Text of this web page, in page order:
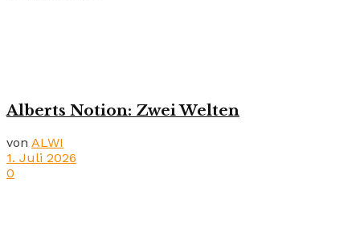
Alberts Notion: Zwei Welten
von ALWI
1. Juli 2026
0